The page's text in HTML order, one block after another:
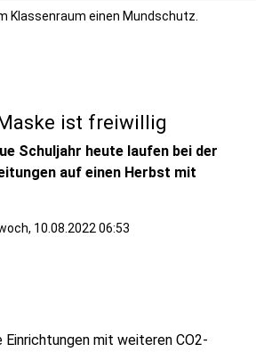
Klassenraum einen Mundschutz.
ist freiwillig
Schuljahr heute laufen bei der
auf einen Herbst mit
10.08.2022 06:53
mit weiteren CO2-